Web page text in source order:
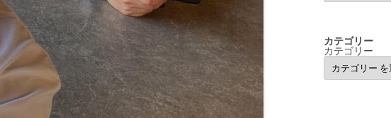
カテゴリー
カテゴリー